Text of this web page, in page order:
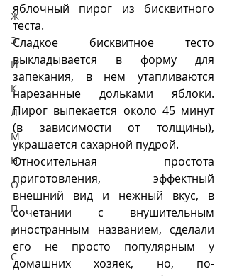
Ж
З
И
К
Л
М
Н
О
П
Р
С
яблочный пирог из бисквитного
теста.
Сладкое бисквитное тесто
выкладывается в форму для
запекания, в нем утапливаются
нарезанные дольками яблоки.
Пирог выпекается около 45 минут
(в зависимости от толщины),
украшается сахарной пудрой.
Относительная простота
приготовления, эффектный
внешний вид и нежный вкус, в
сочетании с внушительным
иностранным названием, сделали
его не просто популярным у
домашних хозяек, но, по-